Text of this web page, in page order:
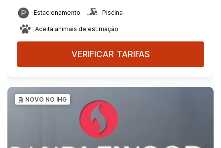
Estacionamento Piscina
Aceita animais de estimação
VERIFICAR TARIFAS
NOVO NO IHG